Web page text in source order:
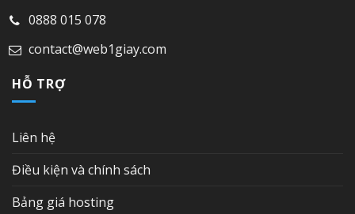
0888 015 078
contact@web1giay.com
HỖ TRỢ
Liên hệ
Điều kiện và chính sách
Bảng giá hosting